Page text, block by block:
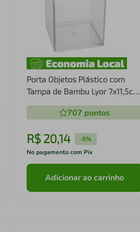
Porta Objetos Plástico com
Tampa de Bambu Lyor 7x11,5cm
My Box Organizador Casa
Escritório
707 pontos
R$ 20,14 -5%
No pagamento com Pix
Adicionar ao carrinho